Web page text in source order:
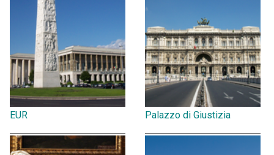
EUR Palazzo di Giustizia